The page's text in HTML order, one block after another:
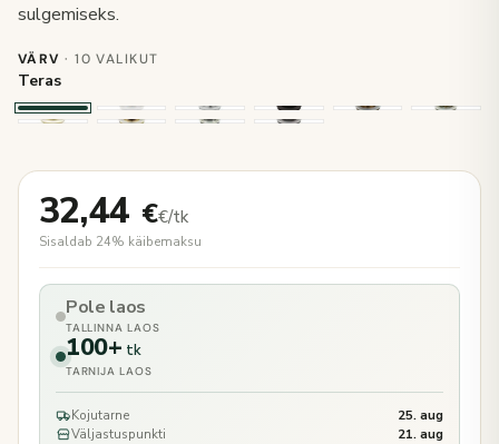
sulgemiseks.
VÄRV · 10 VALIKUT
Teras
32,44 €€/tk
Sisaldab 24% käibemaksu
Pole laos
TALLINNA LAOS
100+ tk
TARNIJA LAOS
Kojutarne
25. aug
Väljastuspunkti
21. aug